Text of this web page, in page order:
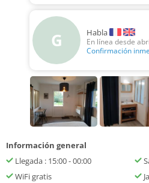
G Habla
En línea desde
Confirmación
Información general
Llegada : 15:00 - 00:00
WiFi gratis